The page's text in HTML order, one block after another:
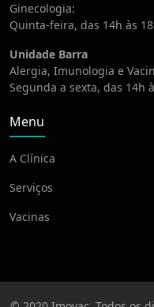
Ginecologia:
Quinta-feira, das 14h às
Unidade Barra
Alergia, Imunologia e
Segunda a sexta, das 14h
Menu
A Clínica
Serviços
Vacinas